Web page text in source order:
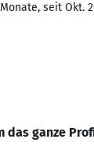
seit Okt.
das ganze